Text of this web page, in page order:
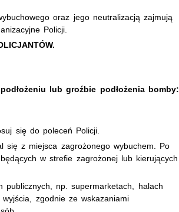
oraz jego neutralizacją zajmują
Policji.
lub groźbie podłożenia bomby:
się do poleceń Policji.
się z miejsca zagrożonego wybuchem. Po
w strefie zagrożonej lub kierujących
publicznych, np. supermarketach, halach
zgodnie ze wskazaniami